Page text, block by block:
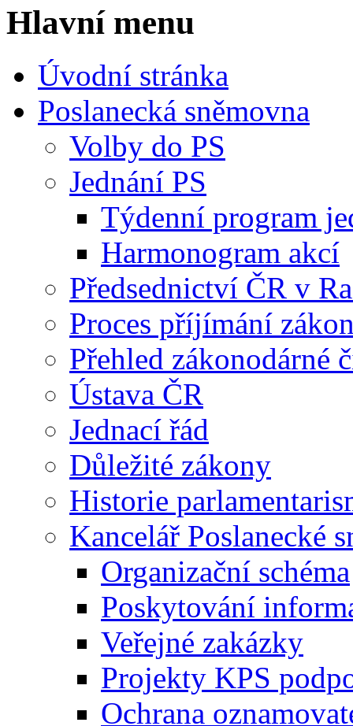
Hlavní menu
Úvodní stránka
Poslanecká sněmovna
Volby do PS
Jednání PS
Týdenní program
Harmonogram akcí
Předsednictví ČR v
Proces příjímání
Přehled zákonodárné
Ústava ČR
Jednací řád
Důležité zákony
Historie
Kancelář Poslanecké
Organizační schéma
Poskytování
Veřejné zakázky
Projekty KPS
Ochrana